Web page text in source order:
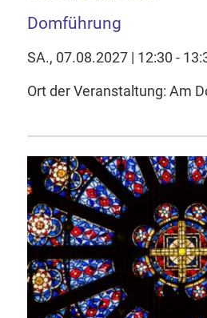
Domführung
SA., 07.08.2027 | 12:30 -
Ort der Veranstaltung: Am